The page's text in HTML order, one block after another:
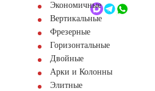
Обратный звонокЭкономичные
Вертикальные
Фрезерные
Горизонтальные
Двойные
Арки и Колонны
Элитные